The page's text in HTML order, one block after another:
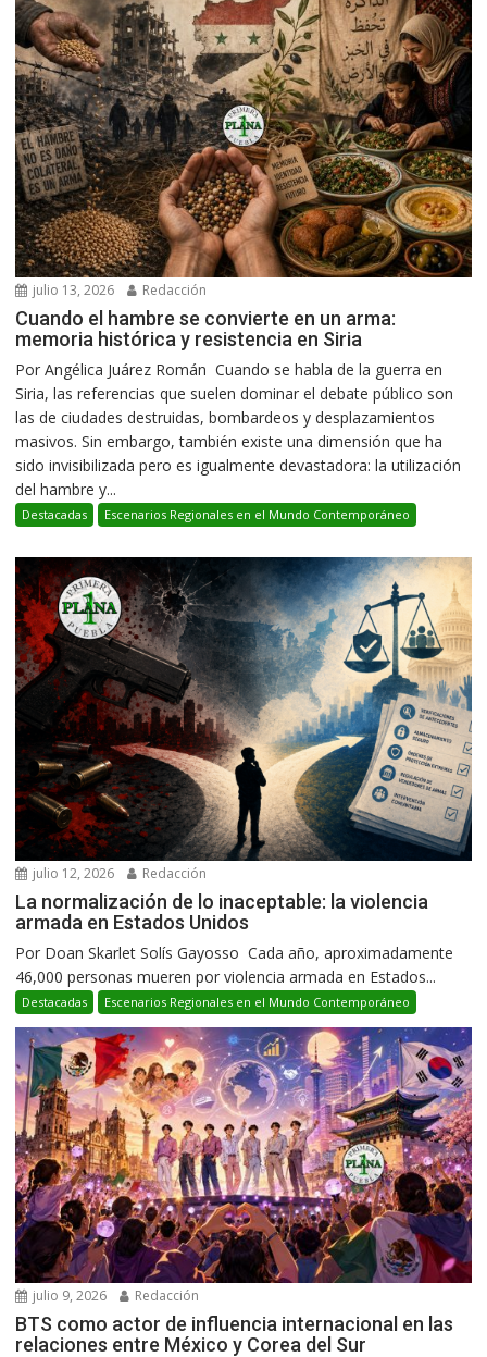
julio 13, 2026 Redacción
Cuando el hambre se convierte en un arma:
memoria histórica y resistencia en Siria
Por Angélica Juárez Román Cuando se habla de la guerra en
Siria, las referencias que suelen dominar el debate público son
las de ciudades destruidas, bombardeos y desplazamientos
masivos. Sin embargo, también existe una dimensión que ha
sido invisibilizada pero es igualmente devastadora: la utilización
del hambre y...
Destacadas Escenarios Regionales en el Mundo Contemporáneo
julio 12, 2026 Redacción
La normalización de lo inaceptable: la violencia
armada en Estados Unidos
Por Doan Skarlet Solís Gayosso Cada año, aproximadamente
46,000 personas mueren por violencia armada en Estados...
Destacadas Escenarios Regionales en el Mundo Contemporáneo
julio 9, 2026 Redacción
BTS como actor de influencia internacional en las
relaciones entre México y Corea del Sur